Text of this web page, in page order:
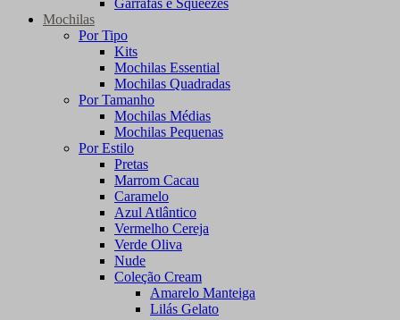
Garrafas e Squeezes
Mochilas
Por Tipo
Kits
Mochilas Essential
Mochilas Quadradas
Por Tamanho
Mochilas Médias
Mochilas Pequenas
Por Estilo
Pretas
Marrom Cacau
Caramelo
Azul Atlântico
Vermelho Cereja
Verde Oliva
Nude
Coleção Cream
Amarelo Manteiga
Lilás Gelato